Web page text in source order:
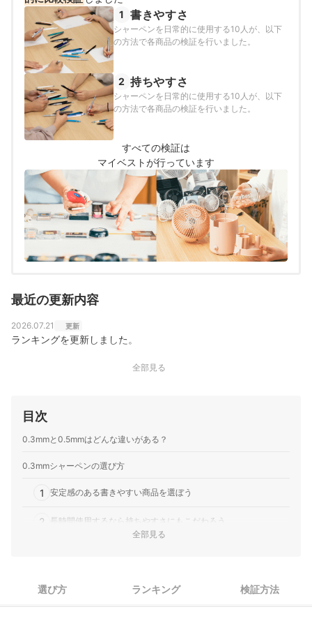
1 書きやすさ
シャーペンを日常的に使用する10人が、以下
の方法で各商品の検証を行いました。
2 持ちやすさ
シャーペンを日常的に使用する10人が、以下
の方法で各商品の検証を行いました。
すべての検証は
マイベストが行っています
最近の更新内容
2026.07.21 更新
ランキングを更新しました。
全部見る
目次
0.3mmと0.5mmはどんな違いがある？
0.3mmシャーペンの選び方
1 安定感のある書きやすい商品を選ぼう
2 長時間使用するなら持ちやすさにもこだわろう
0.3mmシャーペン全40商品おすすめ人気ランキング
全部見る
選び方 ランキング 検証方法